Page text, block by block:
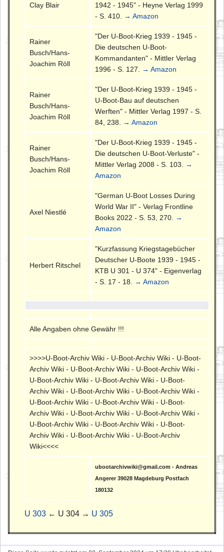
Clay Blair
1942 - 1945" - Heyne Verlag 1999
- S. 410.
→ Amazon
Rainer
Busch/Hans-
Joachim Röll
"Der U-Boot-Krieg 1939 - 1945 -
Die deutschen U-Boot-
Kommandanten" - Mittler Verlag
1996 - S. 127.
→ Amazon
Rainer
Busch/Hans-
Joachim Röll
"Der U-Boot-Krieg 1939 - 1945 -
U-Boot-Bau auf deutschen
Werften" - Mittler Verlag 1997 - S.
84, 238.
→ Amazon
Rainer
Busch/Hans-
Joachim Röll
"Der U-Boot-Krieg 1939 - 1945 -
Die deutschen U-Boot-Verluste" -
Mittler Verlag 2008 - S. 103.
→
Amazon
Axel Niestlé
"German U-Boot Losses During
World War II" - Verlag Frontline
Books 2022 - S. 53, 270.
→
Amazon
Herbert Ritschel
"Kurzfassung Kriegstagebücher
Deutscher U-Boote 1939 - 1945 -
KTB U 301 - U 374" - Eigenverlag
- S. 17 - 18.
→ Amazon
Alle Angaben ohne Gewähr !!!
>>>>U-Boot-Archiv Wiki - U-Boot-Archiv Wiki - U-Boot-
Archiv Wiki - U-Boot-Archiv Wiki - U-Boot-Archiv Wiki -
U-Boot-Archiv Wiki - U-Boot-Archiv Wiki - U-Boot-
Archiv Wiki - U-Boot-Archiv Wiki - U-Boot-Archiv Wiki -
U-Boot-Archiv Wiki - U-Boot-Archiv Wiki - U-Boot-
Archiv Wiki - U-Boot-Archiv Wiki - U-Boot-Archiv Wiki -
U-Boot-Archiv Wiki - U-Boot-Archiv Wiki - U-Boot-
Archiv Wiki - U-Boot-Archiv Wiki - U-Boot-Archiv
Wiki<<<<
ubootarchivwiki@gmail.com - Andreas
Angerer 39028 Magdeburg Postfach
180132
U 303 ← U 304 → U 305